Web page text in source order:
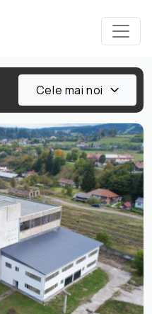
Cele mai noi